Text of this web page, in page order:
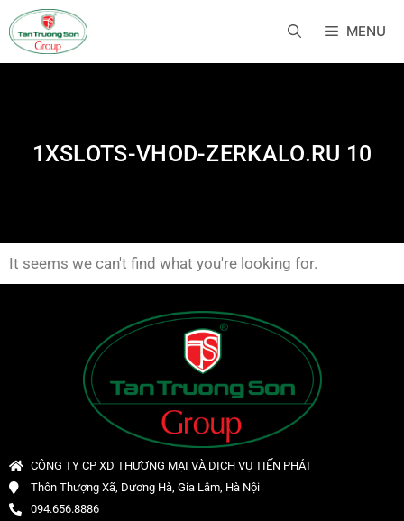
MENU
1XSLOTS-VHOD-ZERKALO.RU 10
It seems we can't find what you're looking for.
CÔNG TY CP XD THƯƠNG MẠI VÀ DỊCH VỤ TIẾN PHÁT
Thôn Thượng Xã, Dương Hà, Gia Lâm, Hà Nội
094.656.8886